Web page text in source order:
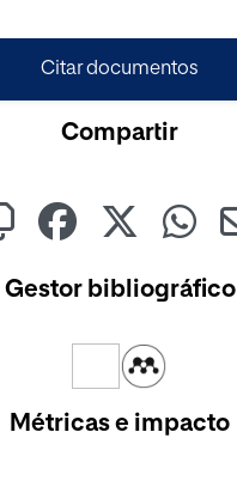
Citar documentos
Compartir
Gestor bibliográfico
Métricas e impacto